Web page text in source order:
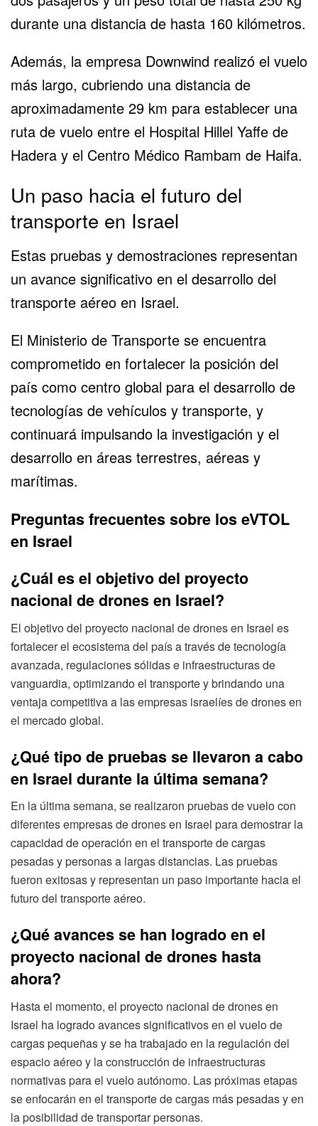
durante una distancia de hasta 160 kilómetros.
Además, la empresa Downwind realizó el vuelo
más largo, cubriendo una distancia de
aproximadamente 29 km para establecer una
ruta de vuelo entre el Hospital Hillel Yaffe de
Hadera y el Centro Médico Rambam de Haifa.
Un paso hacia el futuro del
transporte en Israel
Estas pruebas y demostraciones representan
un avance significativo en el desarrollo del
transporte aéreo en Israel.
El Ministerio de Transporte se encuentra
comprometido en fortalecer la posición del
país como centro global para el desarrollo de
tecnologías de vehículos y transporte, y
continuará impulsando la investigación y el
desarrollo en áreas terrestres, aéreas y
marítimas.
Preguntas frecuentes sobre los eVTOL
en Israel
¿Cuál es el objetivo del proyecto
nacional de drones en Israel?
El objetivo del proyecto nacional de drones en Israel es
fortalecer el ecosistema del país a través de tecnología
avanzada, regulaciones sólidas e infraestructuras de
vanguardia, optimizando el transporte y brindando una
ventaja competitiva a las empresas israelíes de drones en
el mercado global.
¿Qué tipo de pruebas se llevaron a cabo
en Israel durante la última semana?
En la última semana, se realizaron pruebas de vuelo con
diferentes empresas de drones en Israel para demostrar la
capacidad de operación en el transporte de cargas
pesadas y personas a largas distancias. Las pruebas
fueron exitosas y representan un paso importante hacia el
futuro del transporte aéreo.
¿Qué avances se han logrado en el
proyecto nacional de drones hasta
ahora?
Hasta el momento, el proyecto nacional de drones en
Israel ha logrado avances significativos en el vuelo de
cargas pequeñas y se ha trabajado en la regulación del
espacio aéreo y la construcción de infraestructuras
normativas para el vuelo autónomo. Las próximas etapas
se enfocarán en el transporte de cargas más pesadas y en
la posibilidad de transportar personas.